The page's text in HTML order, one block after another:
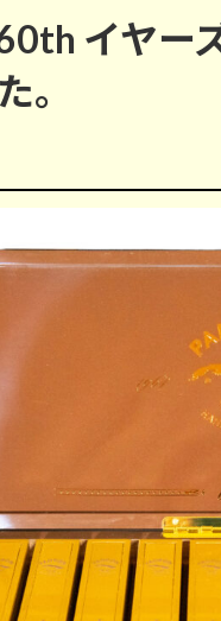
60th イヤ
。